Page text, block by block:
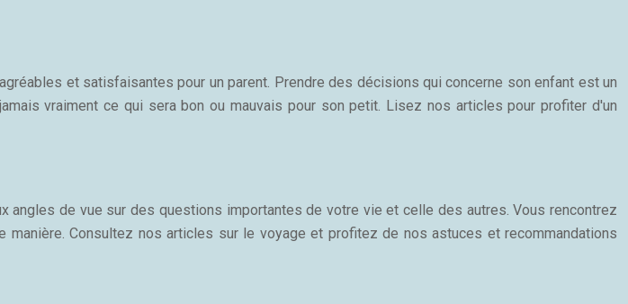
et satisfaisantes pour un parent. Prendre des décisions qui concerne son enfant est un
vraiment ce qui sera bon ou mauvais pour son petit. Lisez nos articles pour profiter d'un
de vue sur des questions importantes de votre vie et celle des autres. Vous rencontrez
Consultez nos articles sur le voyage et profitez de nos astuces et recommandations